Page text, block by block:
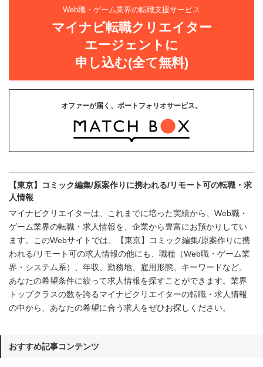
Web職・ゲーム業界の転職支援サービス
マイナビ転職クリエイター
エージェントに
申し込む(全て無料)
オファーが届く、ポートフォリオサービス。
【東京】コミック編集/原案作りに携われる/リモート可の転職・求
人情報
マイナビクリエイターは、これまでに培った実績から、Web職・
ゲーム業界の転職・求人情報を、企業から豊富にお預かりしてい
ます。このWebサイトでは、【東京】コミック編集/原案作りに携
われる/リモート可の求人情報の他にも、職種（Web職・ゲーム業
界・システム系）、年収、勤務地、雇用形態、キーワードなど、
あなたの希望条件に絞って求人情報を探すことができます。業界
トップクラスの数を誇るマイナビクリエイターの転職・求人情報
の中から、あなたの希望に合う求人をぜひお探しください。
おすすめ記事コンテンツ